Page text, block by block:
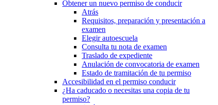
Obtener un nuevo permiso de conducir
Atrás
Requisitos, preparación y presentación a
examen
Elegir autoescuela
Consulta tu nota de examen
Traslado de expediente
Anulación de convocatoria de examen
Estado de tramitación de tu permiso
Accesibilidad en el permiso conducir
¿Ha caducado o necesitas una copia de tu
permiso?